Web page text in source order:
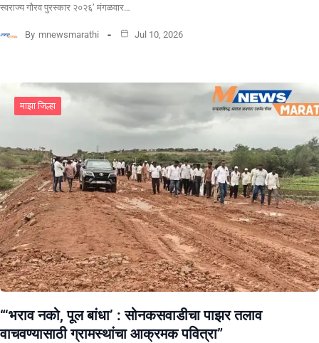
स्वराज्य गौरव पुरस्कार २०२६’ मंगळवार…
By mnewsmarathi Jul 10, 2026
माझा जिल्हा
“‘भराव नको, पूल बांधा’ : सोनकसवाडीचा पाझर तलाव
वाचवण्यासाठी ग्रामस्थांचा आक्रमक पवित्रा”